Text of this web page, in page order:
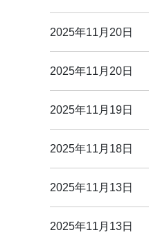
2025年11月20日
2025年11月20日
2025年11月19日
2025年11月18日
2025年11月13日
2025年11月13日